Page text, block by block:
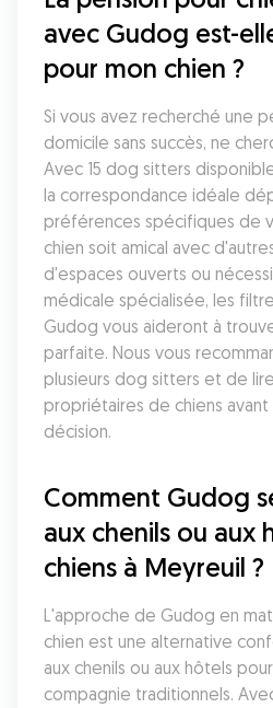
avec Gudog est-
pour mon chien ?
Si vous avez recherché une
domicile sans succès, ne
Avec 15 dog sitters
la correspondance idéale
préférences spécifiques de
chien soit amical avec
d'espaces ouverts ou
médicale spécialisée, les
Gudog vous aideront à
parfaite. Nous vous
plusieurs dog sitters et de
propriétaires de chiens
décision.
Comment Gudog
aux chenils ou aux
chiens à Meyreuil ?
L'approche de Gudog en
chien est une alternative
aux chenils ou aux hôtels
compagnie traditionnels.